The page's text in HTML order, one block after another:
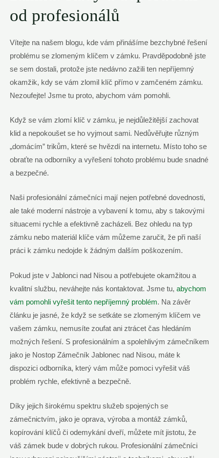
od profesionálů
Vítejte na našem blogu, kde vám přinášíme bezchybné řešení
problému se zlomeným klíčem v zámku. Pravděpodobně jste
se sem dostali, protože jste nedávno zažili ten nepříjemný
okamžik, kdy se vám zlomil klíč přímo v zamčeném zámku.
Nezoufejte! Jsme tu proto, abychom vám pomohli.
Když se vám zlomí klíč v zámku, je nejdůležitější zachovat
klid a nepokoušet se ho vyjmout sami. Nedůvěřujte různým
„domácím” trikům, které se hvězdí na internetu. Místo toho se
obraťte na odborníky a vyřešení tohoto problému bude snadné
a bezpečné.
Naši profesionální zámečníci mají nejen potřebné dovednosti,
ale také moderní nástroje a vybavení k tomu, aby s takovými
situacemi rychle a efektivně zacházeli. Bez ohledu na typ
zámku nebo materiál klíče vám můžeme zaručit, že při naší
práci k zámku nedojde k žádným dalším poškozením.
Pokud jste v Jablonci nad Nisou a potřebujete okamžitou a
kvalitní službu, neváhejte nás kontaktovat. Jsme tu, abychom
vám pomohli vyřešit tento nepříjemný problém. Na závěr
článku je jasné, že když se setkáte se zlomeným klíčem ve
vašem zámku, nemusíte zoufat ani ztrácet čas hledáním
možných řešení. S profesionálním a spolehlivým zámečníkem
jako je Nostop Zámečník Jablonec nad Nisou, máte k
dispozici odborníka, který vám může pomoci vyřešit váš
problém rychle, efektivně a bezpečně.
Díky jejich širokému spektru služeb spojených se
zámečnictvím, jako je oprava, výroba a montáž zámků,
kopírování klíčů či odemykání dveří, můžete mít jistotu, že
váš zámek bude v dobrých rukou. Profesionální zámečníci